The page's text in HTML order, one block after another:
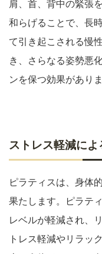
肩、首、背中の緊張
和らげることで、長
て引き起こされる慢
き、さらなる姿勢悪
ンを保つ効果がありま
ストレス軽減に
ピラティスは、身体
果たします。ピラテ
レベルが軽減され、
トレス軽減やリラッ